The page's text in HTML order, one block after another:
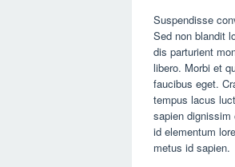
Suspendisse
Sed non blandit
dis parturient
libero. Morbi et
faucibus eget.
tempus lacus
sapien
id elementum
metus id sapien.